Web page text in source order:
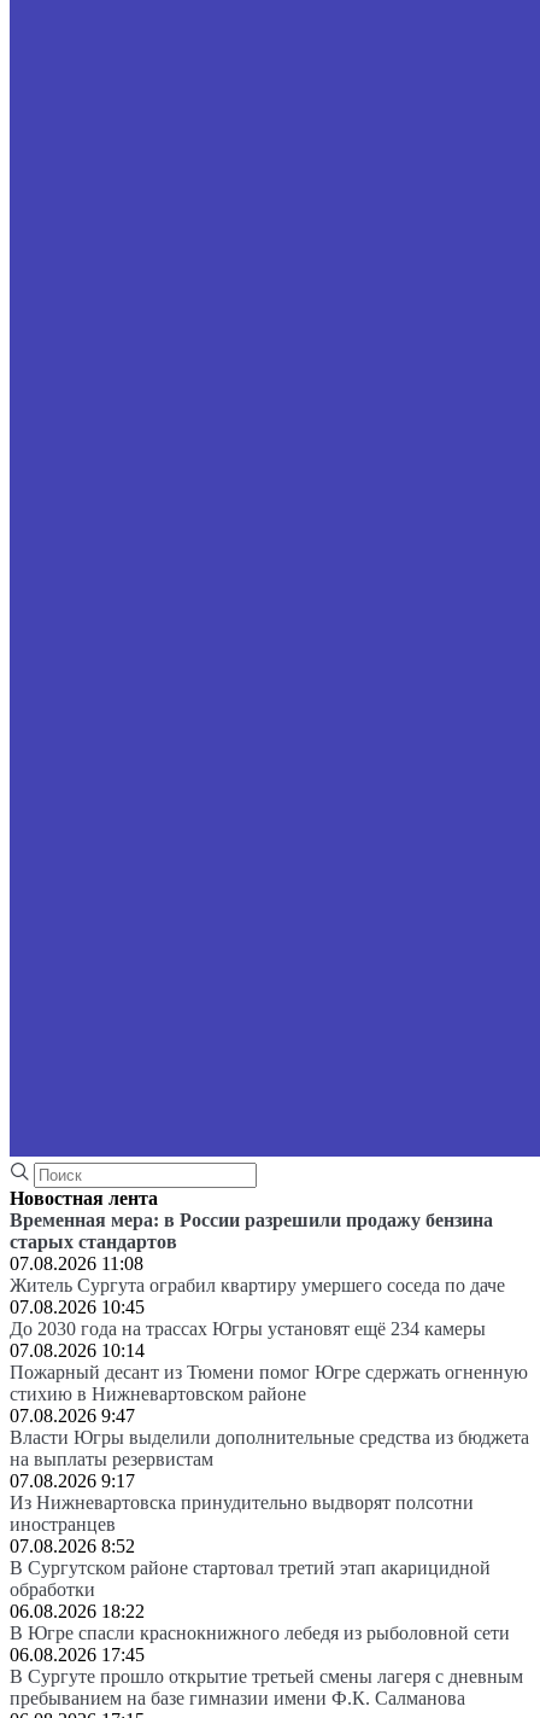
Новостная лента
Временная мера: в России разрешили продажу бензина
старых стандартов
07.08.2026 11:08
Житель Сургута ограбил квартиру умершего соседа по даче
07.08.2026 10:45
До 2030 года на трассах Югры установят ещё 234 камеры
07.08.2026 10:14
Пожарный десант из Тюмени помог Югре сдержать огненную
стихию в Нижневартовском районе
07.08.2026 9:47
Власти Югры выделили дополнительные средства из бюджета
на выплаты резервистам
07.08.2026 9:17
Из Нижневартовска принудительно выдворят полсотни
иностранцев
07.08.2026 8:52
В Сургутском районе стартовал третий этап акарицидной
обработки
06.08.2026 18:22
В Югре спасли краснокнижного лебедя из рыболовной сети
06.08.2026 17:45
В Сургуте прошло открытие третьей смены лагеря с дневным
пребыванием на базе гимназии имени Ф.К. Салманова